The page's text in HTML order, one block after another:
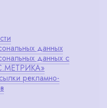
данных
данных с
рекламно-